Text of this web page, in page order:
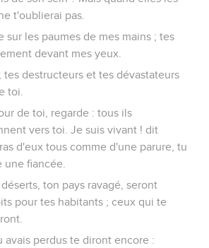
t'oublierai pas.
sur les paumes de mes mains ; tes
devant mes yeux.
tes destructeurs et tes dévastateurs
toi.
de toi, regarde : tous ils
vers toi. Je suis vivant ! dit
d'eux tous comme d'une parure, tu
une fiancée.
ton pays ravagé, seront
pour tes habitants ; ceux qui te
avais perdus te diront encore :